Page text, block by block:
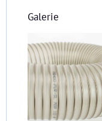
Galerie